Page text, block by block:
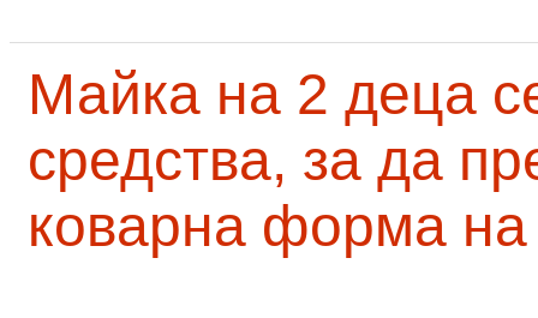
Майка на 2 деца
средства, за да
коварна форма на